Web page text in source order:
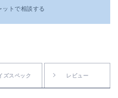
ットで相談する
ズスペック レビュー